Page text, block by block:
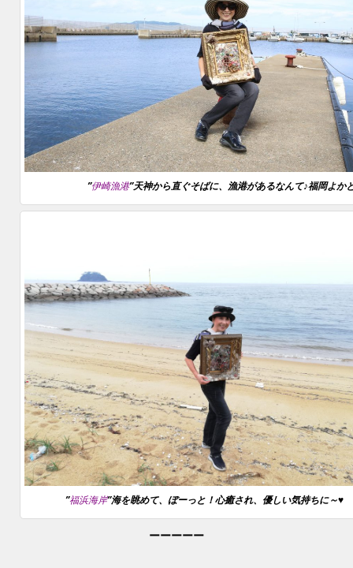
”伊崎漁港”天神から直ぐそばに、漁港があるなんて♪福岡よか
”福浜海岸”海を眺めて、ぼーっと！心癒され、優しい気持ちに～♥
ーーーーー